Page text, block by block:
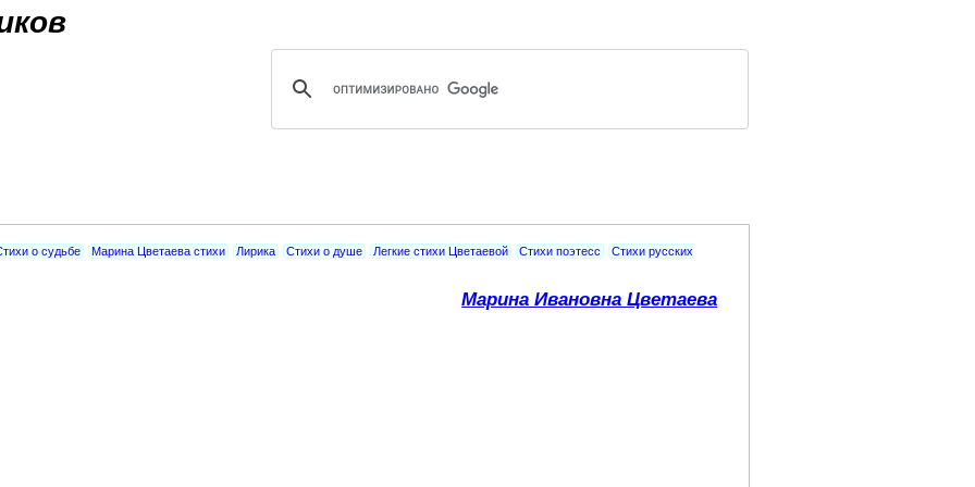
о судьбе Марина Цветаева стихи Лирика Стихи о душе Легкие стихи Цветаевой Стихи поэтесс Стихи русских
Марина Ивановна Цветаева